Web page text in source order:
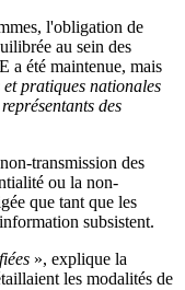
l'obligation de
au sein des
a été maintenue, mais
pratiques nationales
des
transmission des
ou la non-
que tant que les
subsistent.
», explique la
les modalités de